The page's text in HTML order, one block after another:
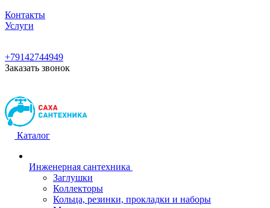
Контакты
Услуги
+79142744949
Заказать звонок
Каталог
Инженерная сантехника
Заглушки
Коллекторы
Кольца, резинки, прокладки и наборы